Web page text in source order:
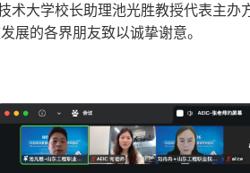
大学校长助理池光胜教授代表主
展的各界朋友致以诚挚谢意。